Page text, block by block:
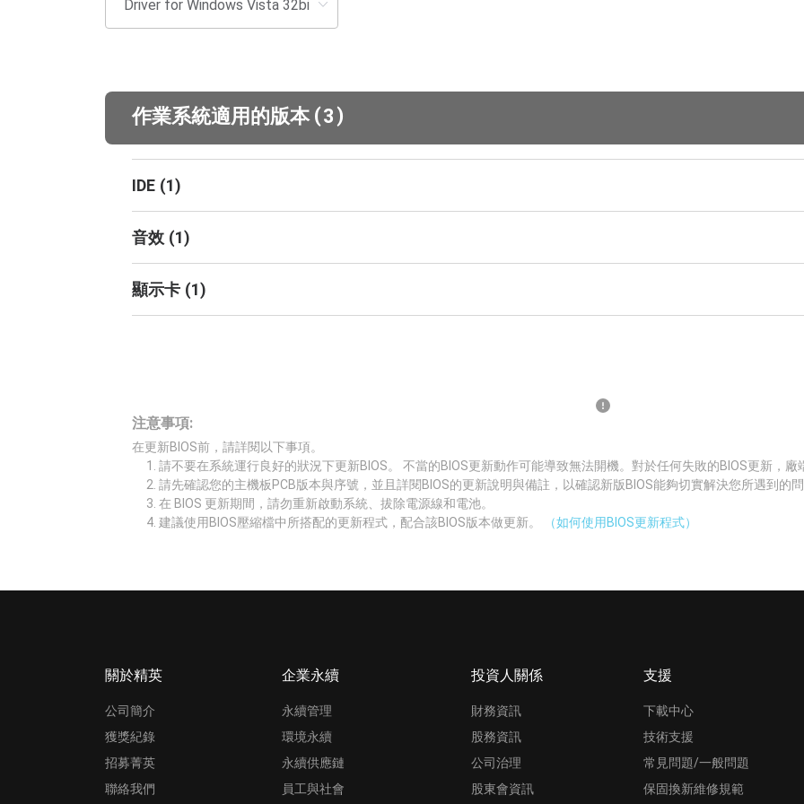
作業系統適用的版本 (3 )
IDE (1)
音效 (1)
顯示卡 (1)
注意事項:
在更新BIOS前，請詳閱以下事項。
請不要在系統運行良好的狀況下更新BIOS。 不當的BIOS更新動作可能導致無法開機。對於任何失敗的BIOS更新，廠
請先確認您的主機板PCB版本與序號，並且詳閱BIOS的更新說明與備註，以確認新版BIOS能夠切實解決您所遇到的
在 BIOS 更新期間，請勿重新啟動系統、拔除電源線和電池。
建議使用BIOS壓縮檔中所搭配的更新程式，配合該BIOS版本做更新。
（如何使用BIOS更新程式）
關於精英
公司簡介
獲獎紀錄
招募菁英
聯絡我們
企業永續
永續管理
環境永續
永續供應鏈
員工與社會
投資人關係
財務資訊
股務資訊
公司治理
股東會資訊
支援
下載中心
技術支援
常見問題/一般問題
保固換新維修規範